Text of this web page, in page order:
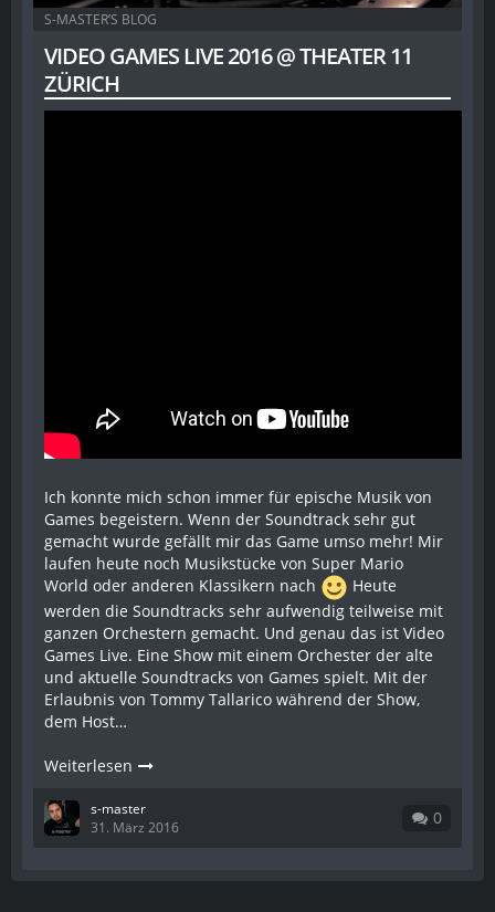
S-MASTER’S BLOG
VIDEO GAMES LIVE 2016 @ THEATER 11
ZÜRICH
Ich konnte mich schon immer für epische Musik von
Games begeistern. Wenn der Soundtrack sehr gut
gemacht wurde gefällt mir das Game umso mehr! Mir
laufen heute noch Musikstücke von Super Mario
World oder anderen Klassikern nach
Heute
werden die Soundtracks sehr aufwendig teilweise mit
ganzen Orchestern gemacht. Und genau das ist Video
Games Live. Eine Show mit einem Orchester der alte
und aktuelle Soundtracks von Games spielt. Mit der
Erlaubnis von Tommy Tallarico während der Show,
dem Host…
Weiterlesen
s-master
31. März 2016
0